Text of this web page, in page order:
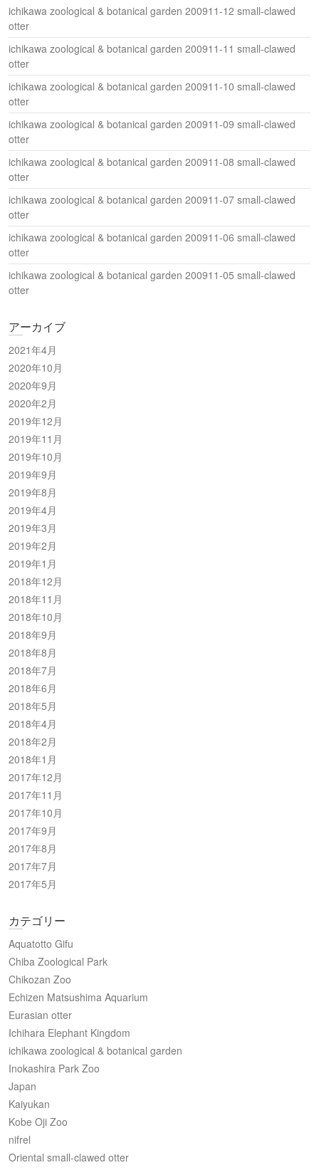
ichikawa zoological & botanical garden 200911-12 small-clawed
otter
ichikawa zoological & botanical garden 200911-11 small-clawed
otter
ichikawa zoological & botanical garden 200911-10 small-clawed
otter
ichikawa zoological & botanical garden 200911-09 small-clawed
otter
ichikawa zoological & botanical garden 200911-08 small-clawed
otter
ichikawa zoological & botanical garden 200911-07 small-clawed
otter
ichikawa zoological & botanical garden 200911-06 small-clawed
otter
ichikawa zoological & botanical garden 200911-05 small-clawed
otter
アーカイブ
2021年4月
2020年10月
2020年9月
2020年2月
2019年12月
2019年11月
2019年10月
2019年9月
2019年8月
2019年4月
2019年3月
2019年2月
2019年1月
2018年12月
2018年11月
2018年10月
2018年9月
2018年8月
2018年7月
2018年6月
2018年5月
2018年4月
2018年2月
2018年1月
2017年12月
2017年11月
2017年10月
2017年9月
2017年8月
2017年7月
2017年5月
カテゴリー
Aquatotto Gifu
Chiba Zoological Park
Chikozan Zoo
Echizen Matsushima Aquarium
Eurasian otter
Ichihara Elephant Kingdom
ichikawa zoological & botanical garden
Inokashira Park Zoo
Japan
Kaiyukan
Kobe Oji Zoo
nifrel
Oriental small-clawed otter